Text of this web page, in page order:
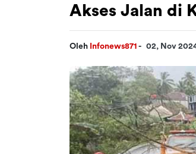
Akses Jalan di
Oleh Infonews871 - 02, Nov